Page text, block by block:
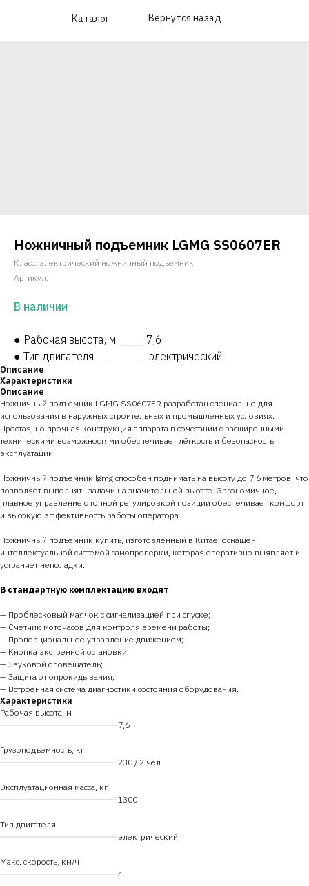
Каталог Вернутся назад
Ножничный подъемник LGMG SS0607ER
Класс: электрический ножничный подъемник
Артикул:
В наличии
● Рабочая высота, м
7,6
● Тип двигателя
электрический
Описание
Характеристики
Описание
Ножничный подъемник LGMG SS0607ER разработан специально для
использования в наружных строительных и промышленных условиях.
Простая, но прочная конструкция аппарата в сочетании с расширенными
техническими возможностями обеспечивает лёгкость и безопасность
эксплуатации.
Ножничный подъемник lgmg способен поднимать на высоту до 7,6 метров, что
позволяет выполнять задачи на значительной высоте. Эргономичное,
плавное управление с точной регулировкой позиции обеспечивает комфорт
и высокую эффективность работы оператора.
Ножничный подъемник купить, изготовленный в Китае, оснащен
интеллектуальной системой самопроверки, которая оперативно выявляет и
устраняет неполадки.
В стандартную комплектацию входят
— Проблесковый маячок с сигнализацией при спуске;
— Счетчик моточасов для контроля времени работы;
— Пропорциональное управление движением;
— Кнопка экстренной остановки;
— Звуковой оповещатель;
— Защита от опрокидывания;
— Встроенная система диагностики состояния оборудования.
Характеристики
Рабочая высота, м
━━━━━━━━━━━━━━━━━━━━━━━━ 7,6
Грузоподъемность, кг
━━━━━━━━━━━━━━━━━━━━━━━━ 230 / 2 чел
Эксплуатационная масса, кг
━━━━━━━━━━━━━━━━━━━━━━━━ 1300
Тип двигателя
━━━━━━━━━━━━━━━━━━━━━━━━ электрический
Макс. скорость, км/ч
━━━━━━━━━━━━━━━━━━━━━━━━ 4